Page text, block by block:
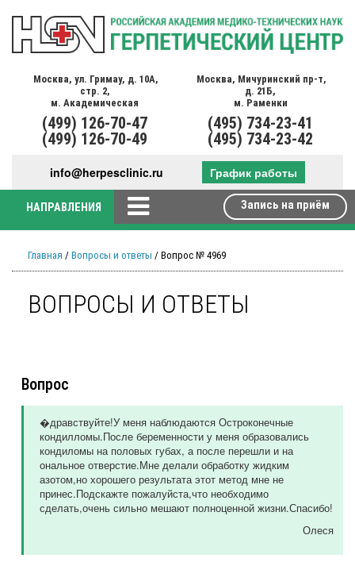
Москва, ул. Гримау, д. 10А,
стр. 2,
м. Академическая
(499) 126-70-47
(499) 126-70-49
Москва, Мичуринский пр-т,
д. 21Б,
м. Раменки
(495) 734-23-41
(495) 734-23-42
info@herpesclinic.ru График работы
НАПРАВЛЕНИЯ Запись на приём
Главная / Вопросы и ответы / Вопрос № 4969
ВОПРОСЫ И ОТВЕТЫ
Вопрос
�дравствуйте!У меня наблюдаются Остроконечные
кондилломы.После беременности у меня образовались
кондиломы на половых губах, а после перешли и на
ональное отверстие.Мне делали обработку жидким
азотом,но хорошего результата этот метод мне не
принес.Подскажте пожалуйста,что необходимо
сделать,очень сильно мешают полноценной жизни.Спасибо!
Олеся